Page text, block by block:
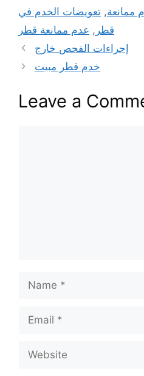
ممانعة, تعويضات الخدم في
قطر , عدم ممانعة قطر
إجراءات الفحص خارج
خدم قطر مبيت
Leave a